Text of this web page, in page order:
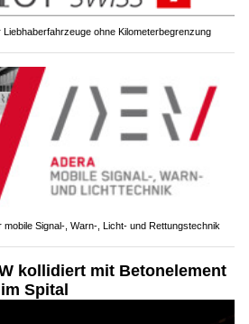
ohne Kilometerbegrenzung
Signal-, Warn-, Licht- und Rettungstechnik
kollidiert mit Betonelement
Spital